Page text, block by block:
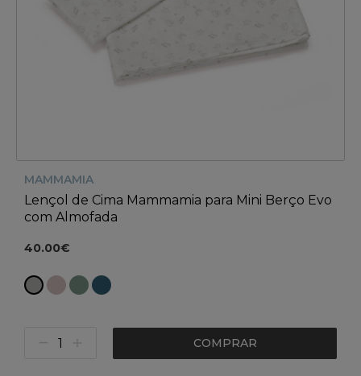
MAMMAMIA
Lençol de Cima Mammamia para Mini Berço Evo
com Almofada
40.00€
COMPRAR